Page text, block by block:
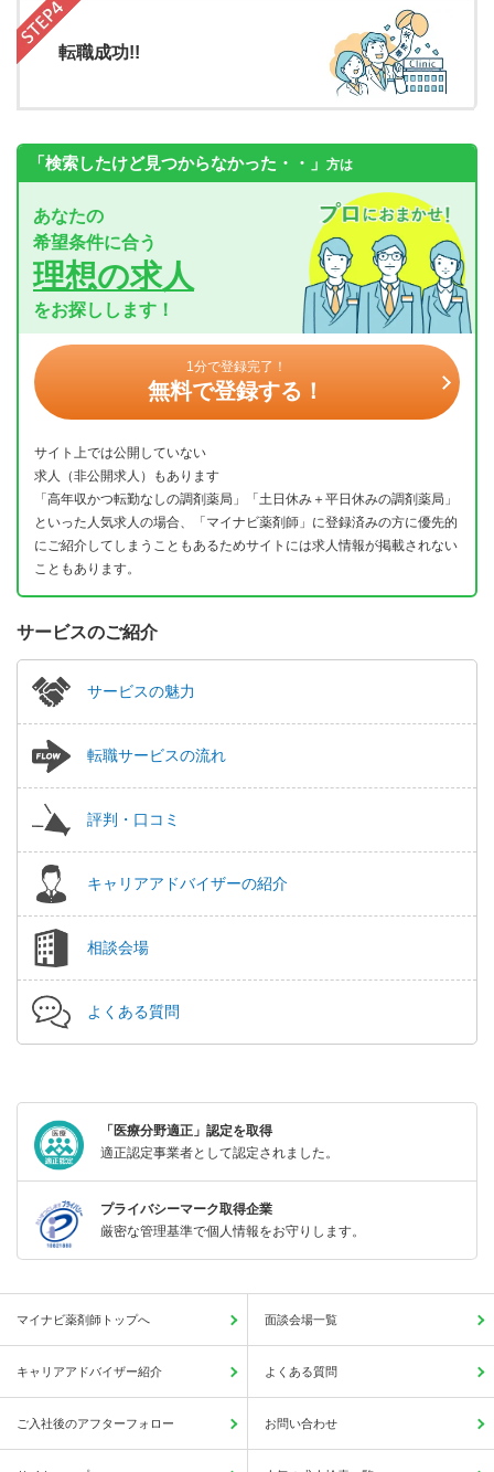
転職成功!!
「検索したけど見つからなかった・・」 方は
あなたの
希望条件に合う
理想の求人
をお探しします！
1分で登録完了！
無料で登録する！
サイト上では公開していない
求人（非公開求人）もあります
「高年収かつ転勤なしの調剤薬局」「土日休み＋平日休みの調剤薬局」
といった人気求人の場合、「マイナビ薬剤師」に登録済みの方に優先的
にご紹介してしまうこともあるためサイトには求人情報が掲載されない
こともあります。
サービスのご紹介
サービスの魅力
転職サービスの流れ
評判・口コミ
キャリアアドバイザーの紹介
相談会場
よくある質問
「医療分野適正」認定を取得
適正認定事業者として認定されました。
プライバシーマーク取得企業
厳密な管理基準で個人情報をお守りします。
マイナビ薬剤師トップへ 面談会場一覧
キャリアアドバイザー紹介 よくある質問
ご入社後のアフターフォロー お問い合わせ